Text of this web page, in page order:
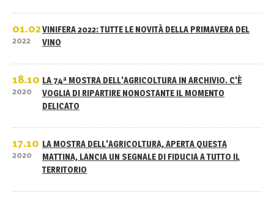
01.02
2022
VINIFERA 2022: TUTTE LE NOVITÀ DELLA PRIMAVERA DEL
VINO
18.10
2020
LA 74ª MOSTRA DELL'AGRICOLTURA IN ARCHIVIO. C'È
VOGLIA DI RIPARTIRE NONOSTANTE IL MOMENTO
DELICATO
17.10
2020
LA MOSTRA DELL'AGRICOLTURA, APERTA QUESTA
MATTINA, LANCIA UN SEGNALE DI FIDUCIA A TUTTO IL
TERRITORIO